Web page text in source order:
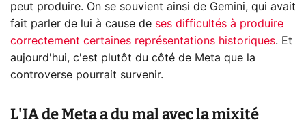
peut produire. On se souvient ainsi de Gemini, qui avait
fait parler de lui à cause de ses difficultés à produire
correctement certaines représentations historiques. Et
aujourd'hui, c'est plutôt du côté de Meta que la
controverse pourrait survenir.
L'IA de Meta a du mal avec la mixité